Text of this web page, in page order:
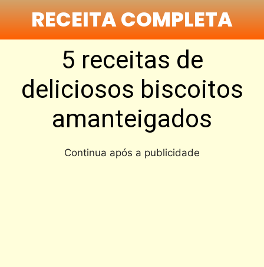
RECEITA COMPLETA
5 receitas de
deliciosos biscoitos
amanteigados
Continua após a publicidade